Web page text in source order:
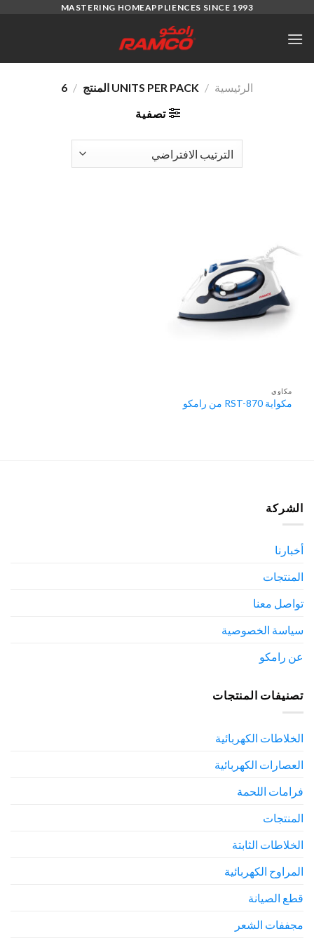
content
MASTERING HOMEAPPLIENCES SINCE 1993
الرئيسية /
/
تصفية
مكاوي
مكواية RST-870 من رامكو
الشركة
أخبارنا
المنتجات
تواصل معنا
سياسة الخصوصية
عن رامكو
تصنيفات المنتجات
الخلاطات الكهربائية
العصارات الكهربائية
فرامات اللحمة
المنتجات
الخلاطات الثابتة
المراوح الكهربائية
قطع الصيانة
مجففات الشعر